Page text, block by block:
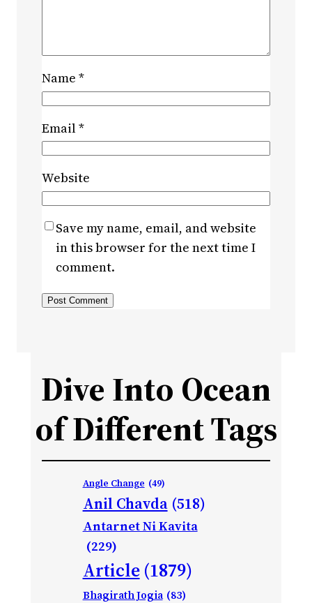
Name *
Email*
Website
Save my name, email, and website
in this browser for the next time I
comment.
Dive Into Ocean
of Different Tags
Angle Change (49)
Anil Chavda (518)
Antarnet Ni Kavita
(229)
Article (1879)
Bhagirath Jogia (83)